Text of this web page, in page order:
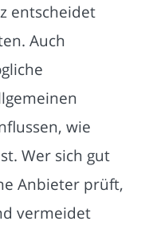
entscheidet
Auch
wie
Wer sich gut
Anbieter prüft,
vermeidet